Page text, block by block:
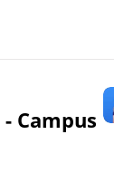
Campus